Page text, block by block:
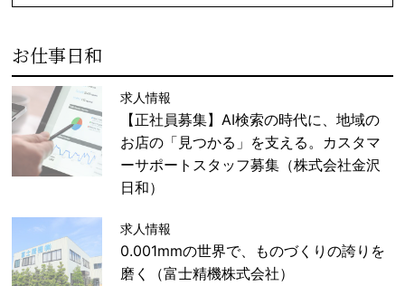
お仕事日和
求人情報
【正社員募集】AI検索の時代に、地域の
お店の「見つかる」を支える。カスタマ
ーサポートスタッフ募集（株式会社金沢
日和）
求人情報
0.001mmの世界で、ものづくりの誇りを
磨く（富士精機株式会社）